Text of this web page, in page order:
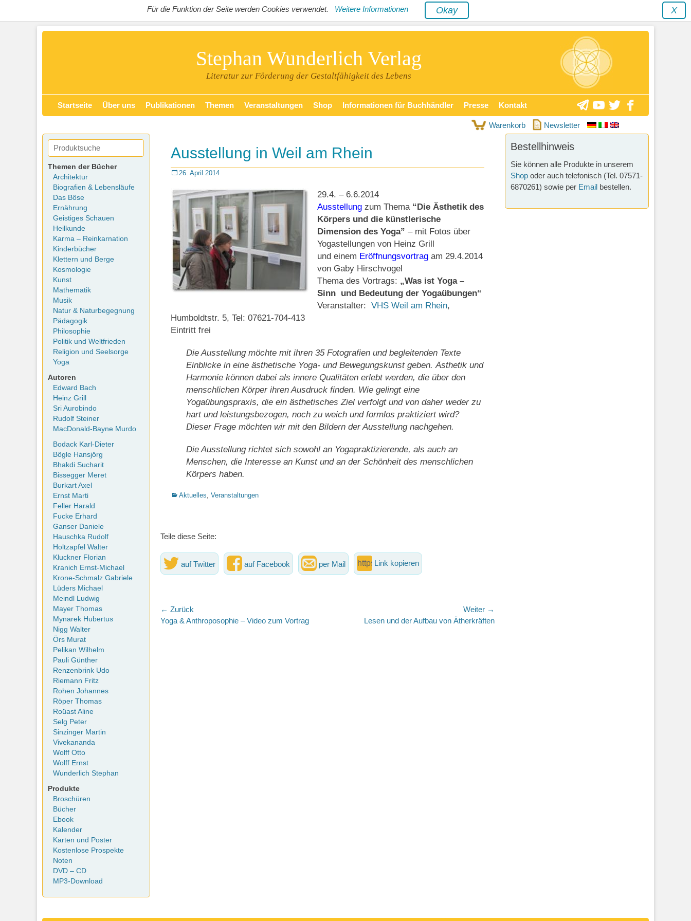
Für die Funktion der Seite werden Cookies verwendet. Weitere Informationen X
Okay
Stephan Wunderlich Verlag
Literatur zur Förderung der Gestaltfähigkeit des Lebens
Primäres Menü
Inhalt
Startseite Über uns Publikationen Themen Veranstaltungen Shop Informationen für Buchhändler Presse Kontakt
Warenkorb Newsletter
Ausstellung in Weil am Rhein
Posted
26. April 2014
29.4. – 6.6.2014
Ausstellung zum Thema “Die Ästhetik des
Körpers und die künstlerische
Dimension des Yoga” – mit Fotos über
Yogastellungen von Heinz Grill
und einem Eröffnungsvortrag am 29.4.2014
von Gaby Hirschvogel
Thema des Vortrags: „Was ist Yoga –
Sinn und Bedeutung der Yogaübungen“
Veranstalter: VHS Weil am Rhein,
Humboldtstr. 5, Tel: 07621-704-413
Eintritt frei
Die Ausstellung möchte mit ihren 35 Fotografien und begleitenden Texte
Einblicke in eine ästhetische Yoga- und Bewegungskunst geben. Ästhetik und
Harmonie können dabei als innere Qualitäten erlebt werden, die über den
menschlichen Körper ihren Ausdruck finden. Wie gelingt eine
Yogaübungspraxis, die ein ästhetisches Ziel verfolgt und von daher weder zu
hart und leistungsbezogen, noch zu weich und formlos praktiziert wird?
Dieser Frage möchten wir mit den Bildern der Ausstellung nachgehen.
Die Ausstellung richtet sich sowohl an Yogapraktizierende, als auch an
Menschen, die Interesse an Kunst und an der Schönheit des menschlichen
Körpers haben.
Kategorien
Aktuelles, Veranstaltungen
Teile diese Seite:
auf Twitter auf Facebook per Mail Link kopieren
Beitragsnavigation
← Zurück
Vorheriger
Yoga & Anthroposophie – Video zum Vortrag
Weiter →
Lesen und der Aufbau von Ätherkräften
Bestellhinweis
Sie können alle Produkte in unserem
Shop oder auch telefonisch (Tel. 07571-
6870261) sowie per Email bestellen.
Themen der Bücher
Architektur
Biografien & Lebensläufe
Das Böse
Ernährung
Geistiges Schauen
Heilkunde
Karma – Reinkarnation
Kinderbücher
Klettern und Berge
Kosmologie
Kunst
Mathematik
Musik
Natur & Naturbegegnung
Pädagogik
Philosophie
Politik und Weltfrieden
Religion und Seelsorge
Yoga
Autoren
Edward Bach
Heinz Grill
Sri Aurobindo
Rudolf Steiner
MacDonald-Bayne Murdo
Bodack Karl-Dieter
Bögle Hansjörg
Bhakdi Sucharit
Bissegger Meret
Burkart Axel
Ernst Marti
Feller Harald
Fucke Erhard
Ganser Daniele
Hauschka Rudolf
Holtzapfel Walter
Kluckner Florian
Kranich Ernst-Michael
Krone-Schmalz Gabriele
Lüders Michael
Meindl Ludwig
Mayer Thomas
Mynarek Hubertus
Nigg Walter
Örs Murat
Pelikan Wilhelm
Pauli Günther
Renzenbrink Udo
Riemann Fritz
Rohen Johannes
Röper Thomas
Roüast Aline
Selg Peter
Sinzinger Martin
Vivekananda
Wolff Otto
Wolff Ernst
Wunderlich Stephan
Produkte
Broschüren
Bücher
Ebook
Kalender
Karten und Poster
Kostenlose Prospekte
Noten
DVD – CD
MP3-Download